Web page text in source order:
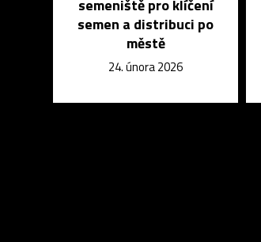
semeniště pro klíčení
semen a distribuci po
městě
24. února 2026